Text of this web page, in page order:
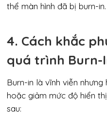
thể màn hình đã bị burn-in.
4. Cách khắc
quá trình Burn-
Burn-in là vĩnh viễn
hoặc giảm mức độ hiển
sau: